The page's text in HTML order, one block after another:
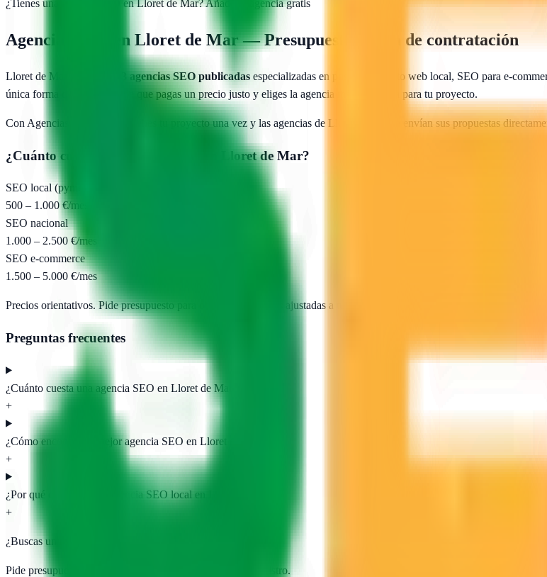
¿Tienes una agencia SEO enLloret de Mar?Añade tu agencia gratis
Agencias SEO en Lloret de Mar— Presupuesto y guía de contratación
Lloret de Mar agencias SEO publicadas especializadas en posicionamiento web local, SEO para e-
única forma de asegurarte de que pagas un precio justo y eliges la agencia más adecuada para tu proyecto.
Con AgenciasSEO.com describes tu proyecto una vez y las agencias de Lloret de Mar te envían sus propuestas
¿Cuánto cuesta una agencia SEO en Lloret de Mar?
SEO local (pyme)
500 – 1.000 €/mes
SEO nacional
1.000 – 2.500 €/mes
SEO e-commerce
1.500 – 5.000 €/mes
Precios orientativos. Pide presupuesto para obtener propuestas ajustadas a tu proyecto.
Preguntas frecuentes
¿Cuánto cuesta una agencia SEO en Lloret de Mar?
+
¿Cómo encontrar la mejor agencia SEO en Lloret de Mar?
+
¿Por qué contratar una agencia SEO local en Lloret de Mar?
+
¿Buscas una agencia SEO en
Pide presupuesto gratis a las agencias publicadas. Sin registro.